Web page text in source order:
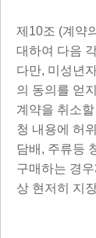
제10조 (계약
대하여 다음
다만, 미성년
의 동의를 얻
계약을 취소
청 내용에 허
담배, 주류등
구매하는 경
상 현저히 지